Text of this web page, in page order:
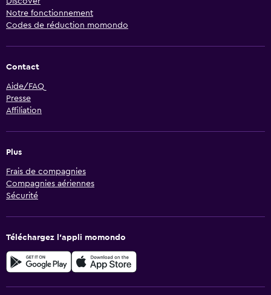
Notre fonctionnement
Codes de réduction momondo
Contact
Aide/FAQ
Presse
Affiliation
Plus
Frais de compagnies
Compagnies aériennes
Sécurité
Téléchargez l’appli momondo